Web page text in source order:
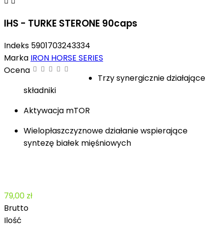
IHS - TURKE STERONE 90caps
Indeks 5901703243334
Marka IRON HORSE SERIES
Ocena
Trzy synergicznie działające
składniki
Aktywacja mTOR
Wielopłaszczyznowe działanie wspierające
syntezę białek mięśniowych
79,00 zł
Brutto
Ilość